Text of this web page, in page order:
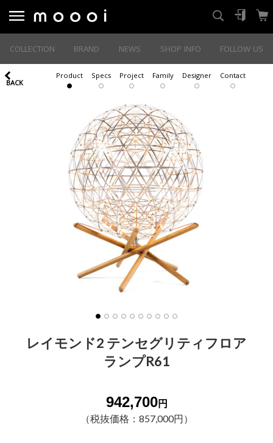
COLLECTION BRAND NEWS SHOP INFO FOLLOW US
BACK
Product Specs Project Family Designer Contact
レイモンド2 テンセグリティフロア
ランプR61
942,700円
（税抜価格：857,000円）